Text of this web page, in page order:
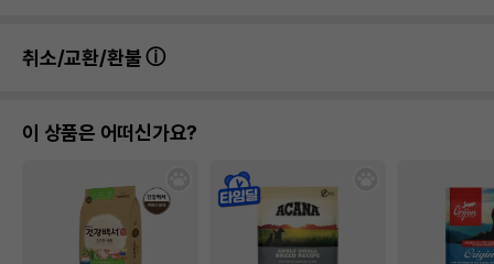
취소/교환/환불
이 상품은 어떠신가요?